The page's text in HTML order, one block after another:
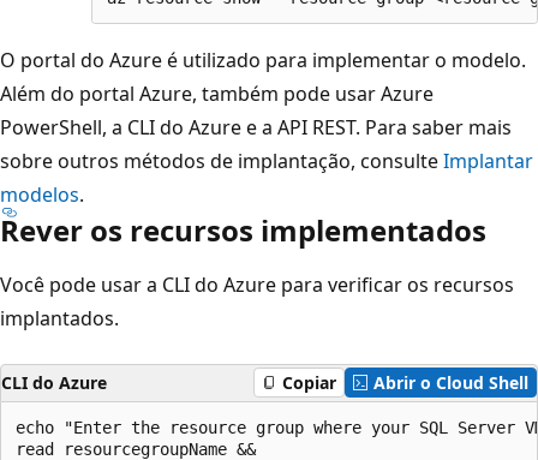
O portal do Azure é utilizado para implementar o modelo.
Além do portal Azure, também pode usar Azure
PowerShell, a CLI do Azure e a API REST. Para saber mais
sobre outros métodos de implantação, consulteImplantar
modelos.
Rever os recursos implementados
Você pode usar a CLI do Azure para verificar os recursos
implantados.
CLI do Azure Copiar Abrir o Cloud Shell
echo "Enter the resource group where your SQL Server
read resourcegroupName &&